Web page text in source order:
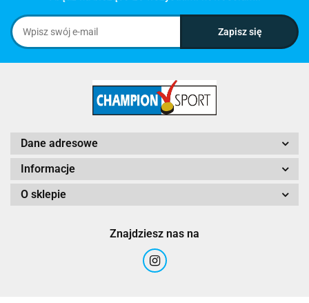
Dane adresowe
Informacje
O sklepie
Znajdziesz nas na